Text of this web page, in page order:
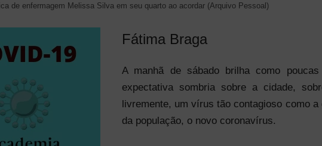
de enfermagem Melissa Silva em seu quarto ao acordar (Arquivo Pessoal)
Fátima Braga
A manhã de sábado brilha como
expectativa sombria sobre a cidade,
livremente, um vírus tão contagioso como
da população, o novo coronavírus.